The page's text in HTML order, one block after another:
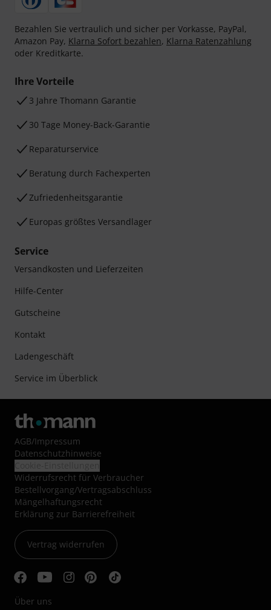
Bezahlen Sie vertraulich und sicher per Vorkasse, PayPal,
Amazon Pay, Klarna Sofort bezahlen, Klarna Ratenzahlung
oder Kreditkarte.
Ihre Vorteile
3 Jahre Thomann Garantie
30 Tage Money-Back-Garantie
Reparaturservice
Beratung durch Fachexperten
Zufriedenheitsgarantie
Europas größtes Versandlager
Service
Versandkosten und Lieferzeiten
Hilfe-Center
Gutscheine
Kontakt
Ladengeschäft
Service im Überblick
AGB/Impressum
Datenschutzhinweise
Widerrufsrecht für Verbraucher
Bestellvorgang/Vertragsabschluss
Mängelhaftungsrecht
Erklärung zur Barrierefreiheit
Vertrag widerrufen
Über uns